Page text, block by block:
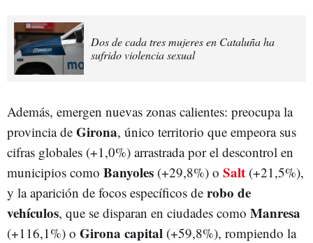
Dos de cada tres mujeres en Cataluña ha
sufrido violencia sexual
Además, emergen nuevas zonas calientes: preocupa la
provincia de Girona, único territorio que empeora sus
cifras globales (+1,0%) arrastrada por el descontrol en
municipios como Banyoles (+29,8%) o Salt (+21,5%),
y la aparición de focos específicos de robo de
vehículos, que se disparan en ciudades como Manresa
(+116,1%) o Girona capital (+59,8%), rompiendo la